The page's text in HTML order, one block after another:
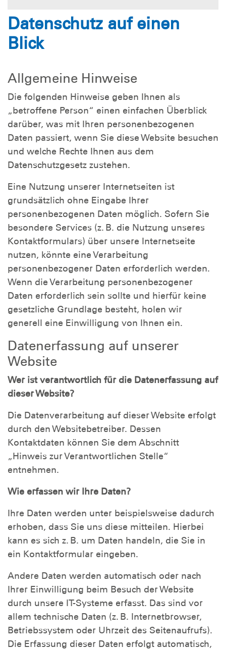
Datenschutz auf einen
Blick
Allgemeine Hinweise
Die folgenden Hinweise geben Ihnen als
„betroffene Person“ einen einfachen Überblick
darüber, was mit Ihren personenbezogenen
Daten passiert, wenn Sie diese Website besuchen
und welche Rechte Ihnen aus dem
Datenschutzgesetz zustehen.
Eine Nutzung unserer Internetseiten ist
grundsätzlich ohne Eingabe Ihrer
personenbezogenen Daten möglich. Sofern Sie
besondere Services (z. B. die Nutzung unseres
Kontaktformulars) über unsere Internetseite
nutzen, könnte eine Verarbeitung
personenbezogener Daten erforderlich werden.
Wenn die Verarbeitung personenbezogener
Daten erforderlich sein sollte und hierfür keine
gesetzliche Grundlage besteht, holen wir
generell eine Einwilligung von Ihnen ein.
Datenerfassung auf unserer
Website
Wer ist verantwortlich für die Datenerfassung auf
dieser Website?
Die Datenverarbeitung auf dieser Website erfolgt
durch den Websitebetreiber. Dessen
Kontaktdaten können Sie dem Abschnitt
„Hinweis zur Verantwortlichen Stelle“
entnehmen.
Wie erfassen wir Ihre Daten?
Ihre Daten werden unter beispielsweise dadurch
erhoben, dass Sie uns diese mitteilen. Hierbei
kann es sich z. B. um Daten handeln, die Sie in
ein Kontaktformular eingeben.
Andere Daten werden automatisch oder nach
Ihrer Einwilligung beim Besuch der Website
durch unsere IT-Systeme erfasst. Das sind vor
allem technische Daten (z. B. Internetbrowser,
Betriebssystem oder Uhrzeit des Seitenaufrufs).
Die Erfassung dieser Daten erfolgt automatisch,